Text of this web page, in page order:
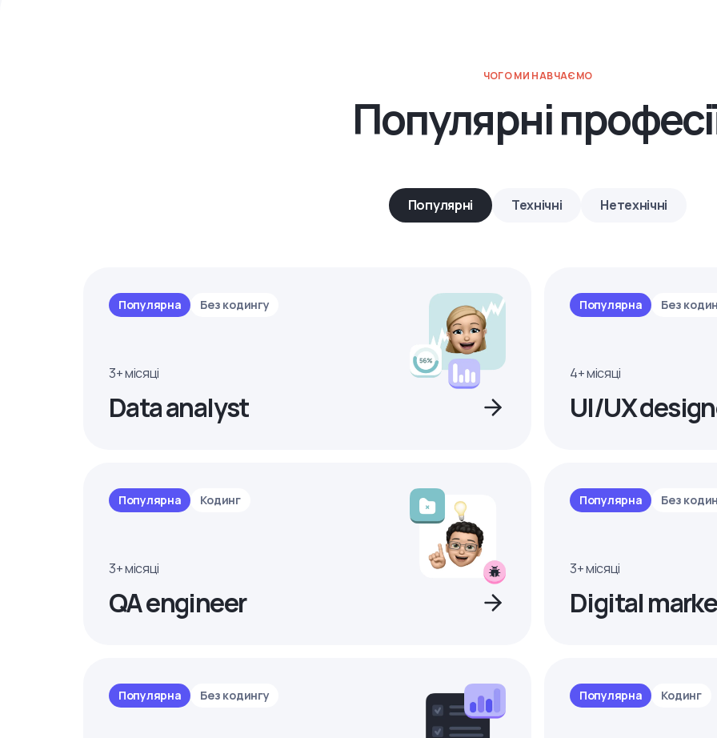
ЧОГО МИ НАВЧАЄМО
Популярні
Популярні Технічні Нетехнічні
Популярна Без кодингу
3+ місяці
Data analyst
Популярна Без
4+ місяці
UI/UX
Популярна Кодинг
3+ місяці
QA engineer
Популярна Без
3+ місяці
Digital
Популярна Без кодингу Популярна Кодинг